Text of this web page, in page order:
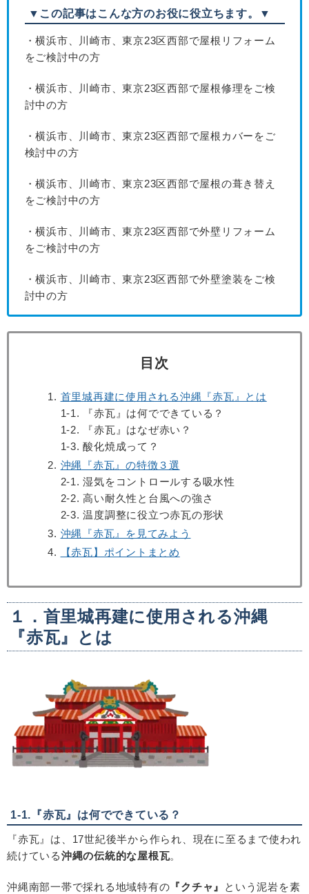
▼この記事はこんな方のお役に役立ちます。▼
・横浜市、川崎市、東京23区西部で屋根リフォーム
をご検討中の方
・横浜市、川崎市、東京23区西部で屋根修理をご検
討中の方
・横浜市、川崎市、東京23区西部で屋根カバーをご
検討中の方
・横浜市、川崎市、東京23区西部で屋根の葺き替え
をご検討中の方
・横浜市、川崎市、東京23区西部で外壁リフォーム
をご検討中の方
・横浜市、川崎市、東京23区西部で外壁塗装をご検
討中の方
目次
首里城再建に使用される沖縄『赤瓦』とは
1-1. 『赤瓦』は何でできている？
1-2. 『赤瓦』はなぜ赤い？
1-3. 酸化焼成って？
沖縄『赤瓦』の特徴３選
2-1. 湿気をコントロールする吸水性
2-2. 高い耐久性と台風への強さ
2-3. 温度調整に役立つ赤瓦の形状
沖縄『赤瓦』を見てみよう
【赤瓦】ポイントまとめ
１．首里城再建に使用される沖縄
『赤瓦』とは
1-1.『赤瓦』は何でできている？
『赤瓦』は、 17世紀後半から作られ、現在に至るまで使われ
続けている沖縄の伝統的な屋根瓦。
沖縄南部一帯で採れる地域特有の 『クチャ』
という泥岩を素